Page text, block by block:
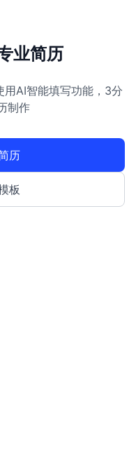
业简历
AI智能填写功能，3分
制作
历
板